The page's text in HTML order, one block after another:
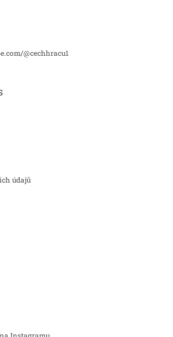
@cechhracu1
údajů